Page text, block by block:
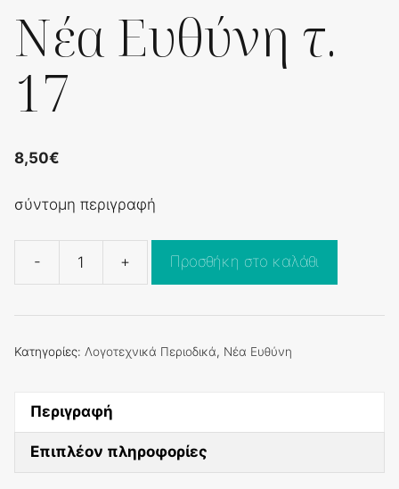
Νέα Ευθύνη τ.
17
8,50€
σύντομη περιγραφή
-
Νέα
τ.
17
+ Προσθήκη στο καλάθι
Κατηγορίες: Λογοτεχνικά Περιοδικά, Νέα Ευθύνη
Περιγραφή
Επιπλέον πληροφορίες